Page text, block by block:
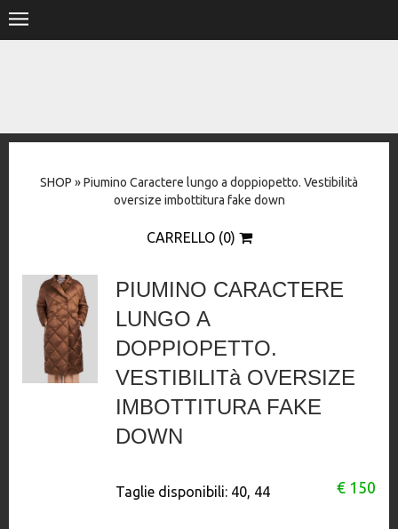
STORE
DESIGNERS
CONTACT
SHOP »Piumino Caractere lungo a doppiopetto. Vestibilità
oversize imbottitura fake down
CARRELLO (0)
PIUMINO CARACTERE
LUNGO A
DOPPIOPETTO.
VESTIBILITà OVERSIZE
IMBOTTITURA FAKE
DOWN
€ 150
Taglie disponibili:40, 44